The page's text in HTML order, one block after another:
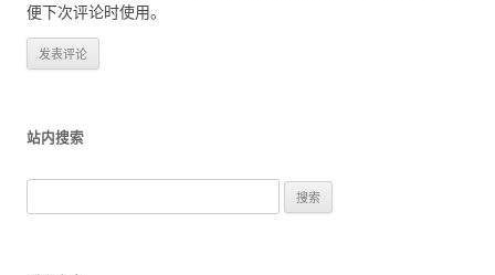
便下次评论时使用。
站内搜索
索